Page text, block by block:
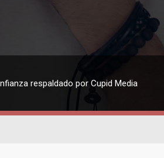
respaldado por Cupid Media